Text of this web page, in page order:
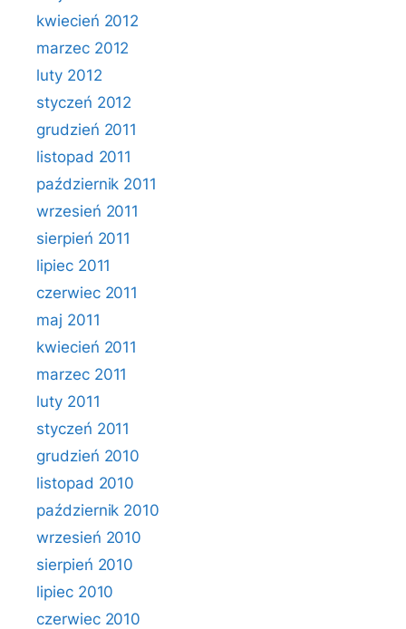
kwiecień 2012
marzec 2012
luty 2012
styczeń 2012
grudzień 2011
listopad 2011
październik 2011
wrzesień 2011
sierpień 2011
lipiec 2011
czerwiec 2011
maj 2011
kwiecień 2011
marzec 2011
luty 2011
styczeń 2011
grudzień 2010
listopad 2010
październik 2010
wrzesień 2010
sierpień 2010
lipiec 2010
czerwiec 2010